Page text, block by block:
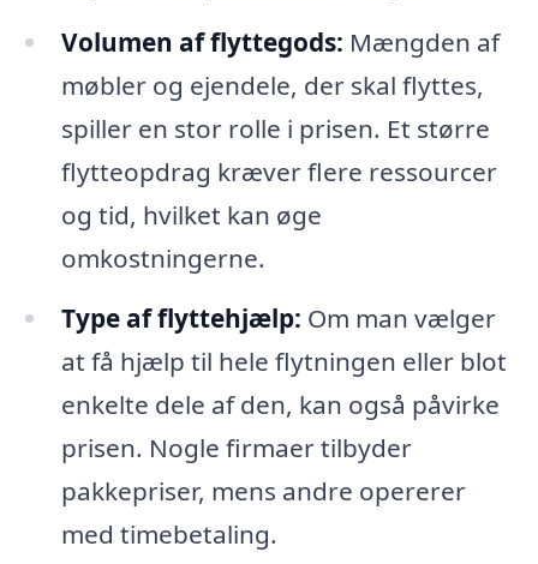
Volumen af flyttegods: Mængden af
møbler og ejendele, der skal flyttes,
spiller en stor rolle i prisen. Et større
flytteopdrag kræver flere ressourcer
og tid, hvilket kan øge
omkostningerne.
Type af flyttehjælp: Om man vælger
at få hjælp til hele flytningen eller blot
enkelte dele af den, kan også påvirke
prisen. Nogle firmaer tilbyder
pakkepriser, mens andre opererer
med timebetaling.